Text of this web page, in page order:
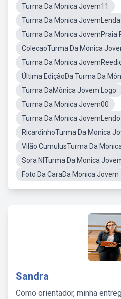
Turma Da Monica Jovem11
Turma Da Monica
Turma Da Monica JovemPraia
ColecaoTurma Da Monica
Turma Da Monica
Última EdiçãoDa Turma Da
Turma DaMônica Jovem Logo
Turma Da Monica Jovem00
Turma Da Monica
RicardinhoTurma Da Monica
Vilão CumulusTurma Da
Sora NITurma Da Monica
Foto Da CaraDa Monica Jovem
Sandra
Como orientador, minha